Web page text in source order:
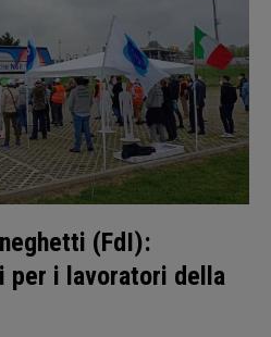
(FdI):
per i lavoratori della